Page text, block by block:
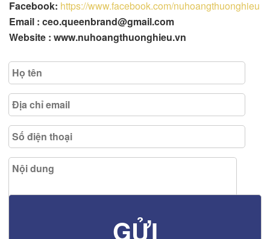
Facebook: https://www.facebook.com/nuhoangthuonghieu
Email : ceo.queenbrand@gmail.com
Website : www.nuhoangthuonghieu.vn